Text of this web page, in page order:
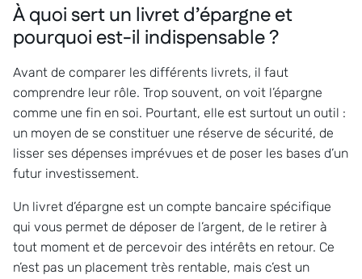
À quoi sert un livret d’épargne et
pourquoi est-il indispensable ?
Avant de comparer les différents livrets, il faut
comprendre leur rôle. Trop souvent, on voit l’épargne
comme une fin en soi. Pourtant, elle est surtout un outil :
un moyen de se constituer une réserve de sécurité, de
lisser ses dépenses imprévues et de poser les bases d’un
futur investissement.
Un livret d’épargne est un compte bancaire spécifique
qui vous permet de déposer de l’argent, de le retirer à
tout moment et de percevoir des intérêts en retour. Ce
n’est pas un placement très rentable, mais c’est un